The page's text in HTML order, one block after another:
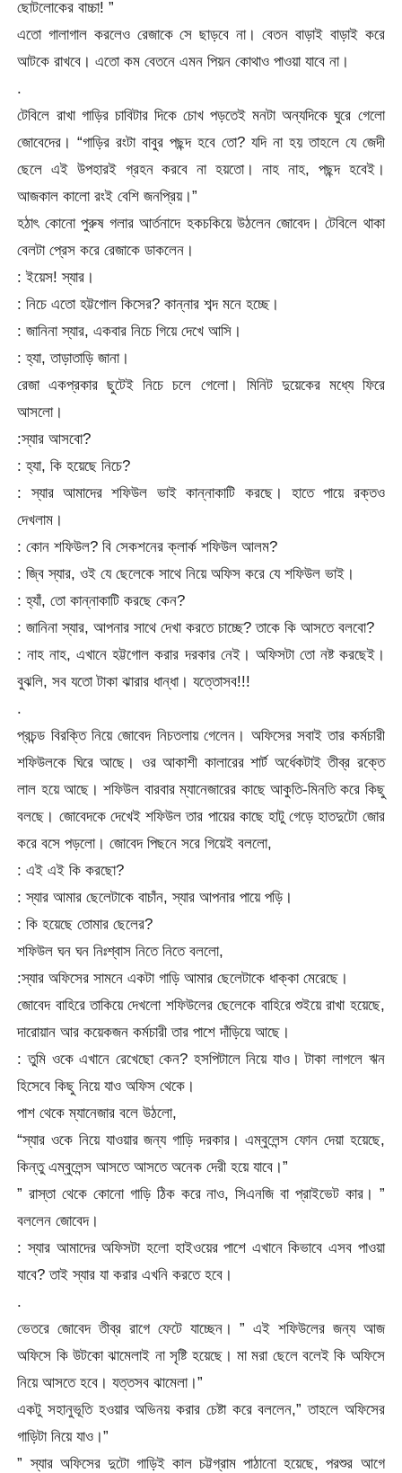
ছোটলোকের বাচ্চা! ”
এতো গালাগাল করলেও রেজাকে সে ছাড়বে না। বেতন বাড়াই বাড়াই করে
আটকে রাখবে। এতো কম বেতনে এমন পিয়ন কোথাও পাওয়া যাবে না।
.
টেবিলে রাখা গাড়ির চাবিটার দিকে চোখ পড়তেই মনটা অন্যদিকে ঘুরে গেলো
জোবেদের। “গাড়ির রংটা বাবুর পছন্দ হবে তো? যদি না হয় তাহলে যে জেদী
ছেলে এই উপহারই গ্রহন করবে না হয়তো। নাহ নাহ, পছন্দ হবেই।
আজকাল কালো রংই বেশি জনপ্রিয়।”
হঠাৎ কোনো পুরুষ গলার আর্তনাদে হকচকিয়ে উঠলেন জোবেদ। টেবিলে থাকা
বেলটা প্রেস করে রেজাকে ডাকলেন।
: ইয়েস! স্যার।
: নিচে এতো হট্টগোল কিসের? কান্নার শব্দ মনে হচ্ছে।
: জানিনা স্যার, একবার নিচে গিয়ে দেখে আসি।
: হ্যা, তাড়াতাড়ি জানা।
রেজা একপ্রকার ছুটেই নিচে চলে গেলো। মিনিট দুয়েকের মধ্যে ফিরে
আসলো।
:স্যার আসবো?
: হ্যা, কি হয়েছে নিচে?
: স্যার আমাদের শফিউল ভাই কান্নাকাটি করছে। হাতে পায়ে রক্তও
দেখলাম।
: কোন শফিউল? বি সেকশনের ক্লার্ক শফিউল আলম?
: জ্বি স্যার, ওই যে ছেলেকে সাথে নিয়ে অফিস করে যে শফিউল ভাই।
: হ্যাঁ, তো কান্নাকাটি করছে কেন?
: জানিনা স্যার, আপনার সাথে দেখা করতে চাচ্ছে? তাকে কি আসতে বলবো?
: নাহ নাহ, এখানে হট্টগোল করার দরকার নেই। অফিসটা তো নষ্ট করছেই।
বুঝলি, সব যতো টাকা ঝারার ধান্ধা। যত্তোসব!!!
.
প্রচন্ড বিরক্তি নিয়ে জোবেদ নিচতলায় গেলেন। অফিসের সবাই তার কর্মচারী
শফিউলকে ঘিরে আছে। ওর আকাশী কালারের শার্ট অর্ধেকটাই তীব্র রক্তে
লাল হয়ে আছে। শফিউল বারবার ম্যানেজারের কাছে আকুতি-মিনতি করে কিছু
বলছে। জোবেদকে দেখেই শফিউল তার পায়ের কাছে হাটু গেড়ে হাতদুটো জোর
করে বসে পড়লো। জোবেদ পিছনে সরে গিয়েই বললো,
: এই এই কি করছো?
: স্যার আমার ছেলেটাকে বাচাঁন, স্যার আপনার পায়ে পড়ি।
: কি হয়েছে তোমার ছেলের?
শফিউল ঘন ঘন নিঃশ্বাস নিতে নিতে বললো,
:স্যার অফিসের সামনে একটা গাড়ি আমার ছেলেটাকে ধাক্কা মেরেছে।
জোবেদ বাহিরে তাকিয়ে দেখলো শফিউলের ছেলেকে বাহিরে শুইয়ে রাখা হয়েছে,
দারোয়ান আর কয়েকজন কর্মচারী তার পাশে দাঁড়িয়ে আছে।
: তুমি ওকে এখানে রেখেছো কেন? হসপিটালে নিয়ে যাও। টাকা লাগলে ঋন
হিসেবে কিছু নিয়ে যাও অফিস থেকে।
পাশ থেকে ম্যানেজার বলে উঠলো,
“স্যার ওকে নিয়ে যাওয়ার জন্য গাড়ি দরকার। এম্বুলেন্স ফোন দেয়া হয়েছে,
কিন্তু এম্বুলেন্স আসতে আসতে অনেক দেরী হয়ে যাবে।”
” রাস্তা থেকে কোনো গাড়ি ঠিক করে নাও, সিএনজি বা প্রাইভেট কার। ”
বললেন জোবেদ।
: স্যার আমাদের অফিসটা হলো হাইওয়ের পাশে এখানে কিভাবে এসব পাওয়া
যাবে? তাই স্যার যা করার এখনি করতে হবে।
.
ভেতরে জোবেদ তীব্র রাগে ফেটে যাচ্ছেন। ” এই শফিউলের জন্য আজ
অফিসে কি উটকো ঝামেলাই না সৃষ্টি হয়েছে। মা মরা ছেলে বলেই কি অফিসে
নিয়ে আসতে হবে। যত্তসব ঝামেলা।”
একটু সহানুভূতি হওয়ার অভিনয় করার চেষ্টা করে বললেন,” তাহলে অফিসের
গাড়িটা নিয়ে যাও।”
” স্যার অফিসের দুটো গাড়িই কাল চট্টগ্রাম পাঠানো হয়েছে, পরশুর আগে